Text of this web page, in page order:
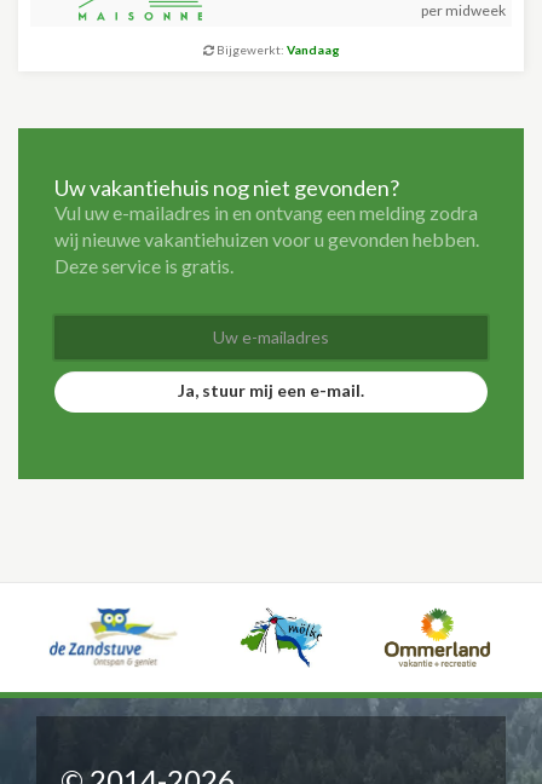
per midweek
Bijgewerkt: Vandaag
Uw vakantiehuis nog niet gevonden?
Vul uw e-mailadres in en ontvang een melding zodra
wij nieuwe vakantiehuizen voor u gevonden hebben.
Deze service is gratis.
Ja, stuur mij een e-mail.